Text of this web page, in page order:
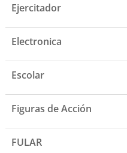
Ejercitador
Electronica
Escolar
Figuras de Acción
FULAR